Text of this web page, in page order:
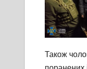
Також